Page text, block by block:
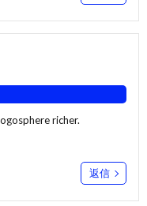
richer.
返信